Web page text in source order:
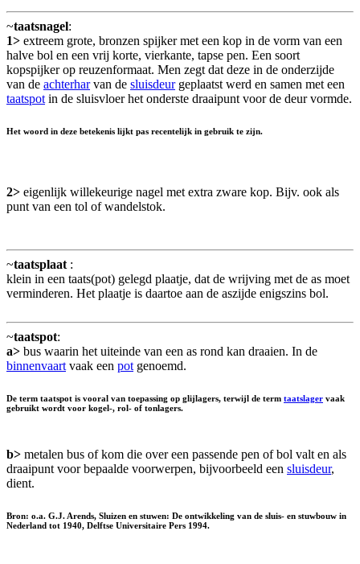
~taatsnagel:
1> extreem grote, bronzen spijker met een kop in de vorm van een
halve bol en een vrij korte, vierkante, tapse pen. Een soort
kopspijker op reuzenformaat. Men zegt dat deze in de onderzijde
van de achterharvan de sluisdeurgeplaatst werd en samen met een
taatspot in de sluisvloer het onderste draaipunt voor de deur vormde.
Het woord in deze betekenis lijkt pas recentelijk in gebruik te zijn.
2> eigenlijk willekeurige nagel met extra zware kop. Bijv. ook als
punt van een tol of wandelstok.
~taatsplaat :
klein in een taats(pot) gelegd plaatje, dat de wrijving met de as moet
verminderen. Het plaatje is daartoe aan de aszijde enigszins bol.
~taatspot:
a> bus waarin het uiteinde van een as rond kan draaien. In de
binnenvaart vaak een pot genoemd.
De term taatspot is vooral van toepassing op glijlagers, terwijl de term taatslager vaak
gebruikt wordt voor kogel-, rol- of tonlagers.
b> metalen bus of kom die over een passende pen of bol valt en als
draaipunt voor bepaalde voorwerpen, bijvoorbeeld een sluisdeur,
dient.
Bron: o.a. G.J. Arends, Sluizen en stuwen: De ontwikkeling van de sluis- en stuwbouw in
Nederland tot 1940, Delftse Universitaire Pers 1994.